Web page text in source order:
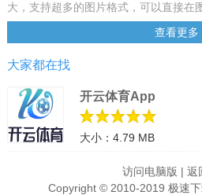
大，支持超多的图片格式，可以直接在
容WEBP/ARW/BMP/TIFF等多种专业
幻灯片播放、复制、删除等简单图片编
软件特色
高清流畅的看图体验
快速查看图片 轻松浏览海量图片 享受流
轻松查看多种专业图片格式
兼容WEBP/ARW/BMP/TIFF等多种专
片查看，提高效率
查看更多
大家都在找
开云体育App
大小：4.79 MB
访问电脑版 | 返
Copyright © 2010-2019 极速